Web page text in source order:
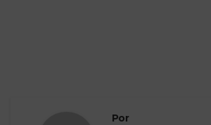
Por